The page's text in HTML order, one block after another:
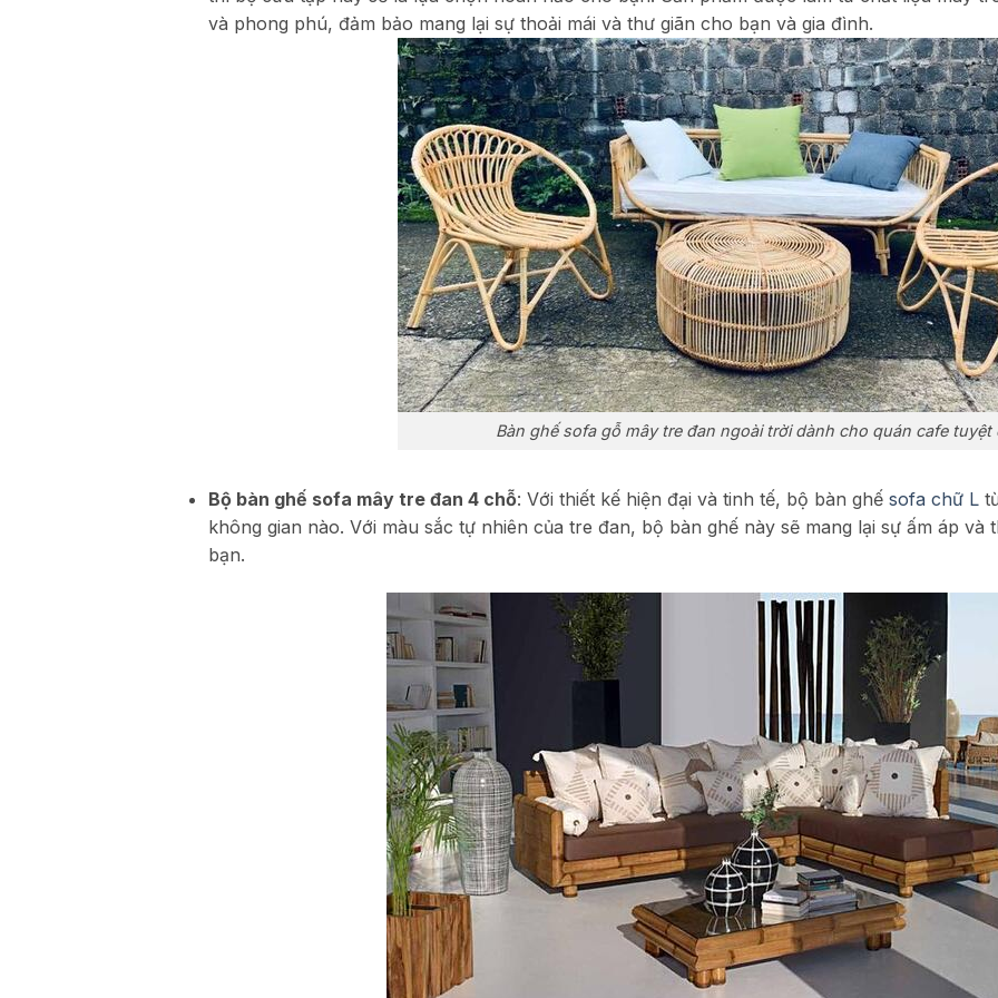
và phong phú, đảm bảo mang lại sự thoải mái và thư giãn cho bạn và gia đình.
Bàn ghế sofa gỗ mây tre đan ngoài trời dành cho quán cafe tuyệt
Bộ bàn ghế sofa mây tre đan 4 chỗ: Với thiết kế hiện đại và tinh tế, bộ bàn ghế sofa chữ L
không gian nào. Với màu sắc tự nhiên của tre đan, bộ bàn ghế này sẽ mang lại sự ấm áp và
bạn.